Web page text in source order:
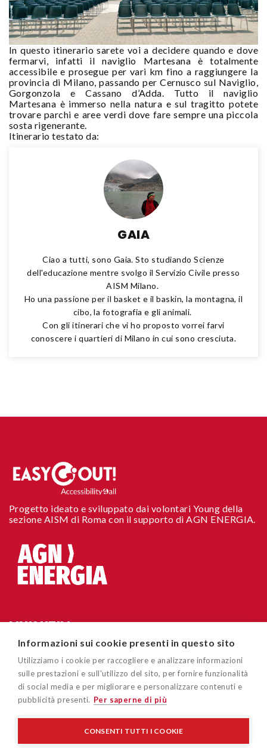
In questo itinerario sarete voi a decidere quando e dove
fermarvi, infatti il naviglio Martesana è totalmente
accessibile e prosegue per vari km fino a raggiungere la
provincia di Milano, passando per Cernusco sul Naviglio,
Gorgonzola e Cassano d’Adda. Tutto il naviglio
Martesana è immerso nella natura e sul tragitto potete
trovare parchi e aree verdi dove fare sempre una piccola
sosta rigenerante.
Itinerario testato da:
GAIA
Ciao a tutti, sono Gaia. Sto studiando Scienze
dell'educazione mentre svolgo il Servizio Civile presso
AISM Milano.
Ho una passione per il basket e il baskin, la montagna, il
cibo, la fotografia e gli animali.
Con gli itinerari che vi ho proposto vorrei farvi
conoscere i quartieri di Milano in cui sono cresciuta.
Progetto ideato e sviluppato dai volontari Young della
sezione AISM di Roma con il supporto di AGN ENERGIA.
LINK UTILI
Chi siamo
Accessibilità sito
Cookie policy
Privacy policy
Disclaimer
CONTATTI
Via Cavour 181/A 00184 Roma
easygoout@aism.it
Associazione Italiana Sclerosi Multipla – AISM – Associazione
Informazioni sui cookie presenti in questo sito
Utilizziamo i cookie per raccogliere e analizzare informazioni
sulle prestazioni e sull'utilizzo del sito, per fornire funzionalità
di social media e per migliorare e personalizzare contenuti e
pubblicità presenti. Per saperne di più
CONSENTI TUTTI I COOKIE